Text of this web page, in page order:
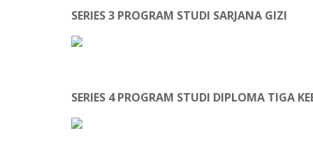
SERIES 3 PROGRAM STUDI SARJANA GIZI
SERIES 4 PROGRAM STUDI DIPLOMA TIGA